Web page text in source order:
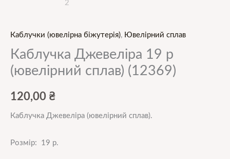
Каблучки (ювелірна біжутерія), Ювелірний сплав
Каблучка Джевеліра 19 р
(ювелірний сплав) (12369)
120,00 ₴
Каблучка Джевеліра (ювелірний сплав).
Розмір: 19 р.